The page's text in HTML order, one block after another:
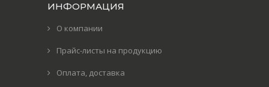
ИНФОРМАЦИЯ
О компании
Прайс-листы на продукцию
Оплата, доставка